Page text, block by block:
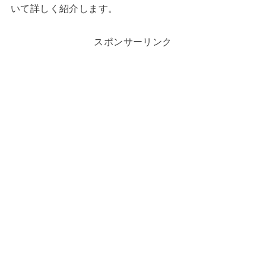
いて詳しく紹介します。
スポンサーリンク